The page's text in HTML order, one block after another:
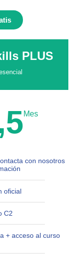
PLUS
Mes
con nosotros
oficial
C2
+ acceso al curso